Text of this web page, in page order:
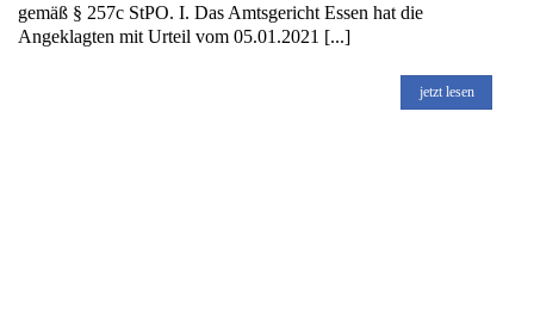
gemäß § 257c StPO. I. Das Amtsgericht Essen hat die
Angeklagten mit Urteil vom 05.01.2021 [...]
jetzt lesen